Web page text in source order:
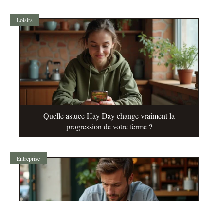
Loisirs
Quelle astuce Hay Day change vraiment la
progression de votre ferme ?
Entreprise